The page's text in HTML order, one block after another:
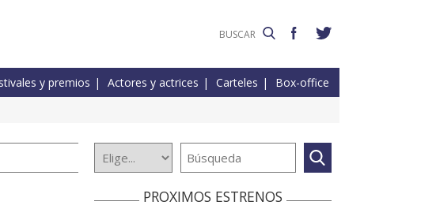
y premios Actores y actrices Carteles Box-office
PROXIMOS ESTRENOS